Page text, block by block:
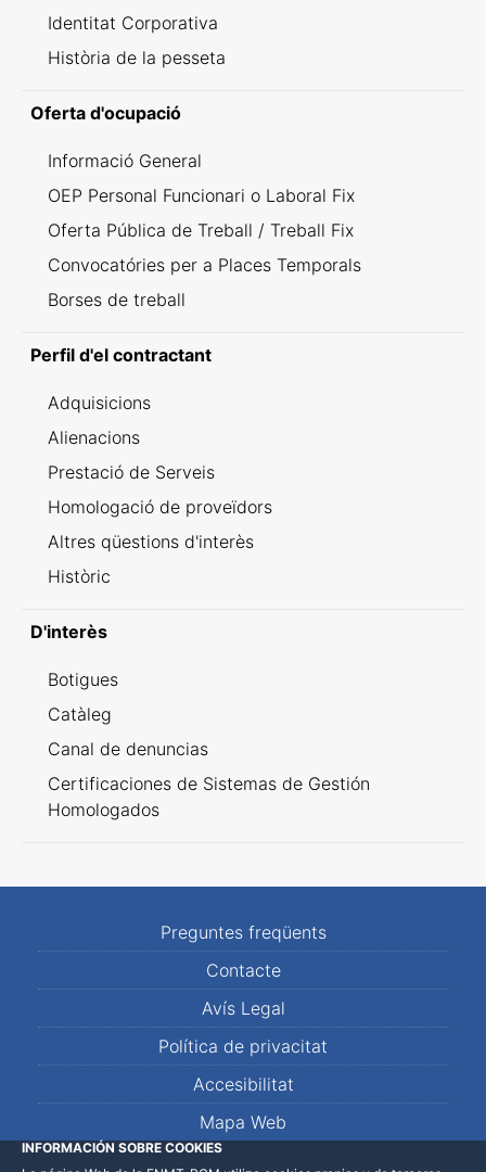
Identitat Corporativa
Història de la pesseta
Oferta d'ocupació
Informació General
OEP Personal Funcionari o Laboral Fix
Oferta Pública de Treball / Treball Fix
Convocatóries per a Places Temporals
Borses de treball
Perfil d'el contractant
Adquisicions
Alienacions
Prestació de Serveis
Homologació de proveïdors
Altres qüestions d'interès
Històric
D'interès
Botigues
Catàleg
Canal de denuncias
Certificaciones de Sistemas de Gestión
Homologados
Preguntes freqüents
Contacte
Avís Legal
Política de privacitat
Accesibilitat
Mapa Web
INFORMACIÓN SOBRE COOKIES